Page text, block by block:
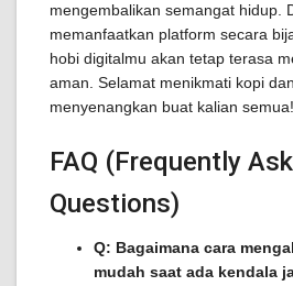
mengembalikan semangat hidup.
memanfaatkan platform secara
hobi digitalmu akan tetap terasa
aman. Selamat menikmati kopi
menyenangkan buat kalian semua!
FAQ (Frequently
Questions)
Q: Bagaimana cara
mudah saat ada kendala